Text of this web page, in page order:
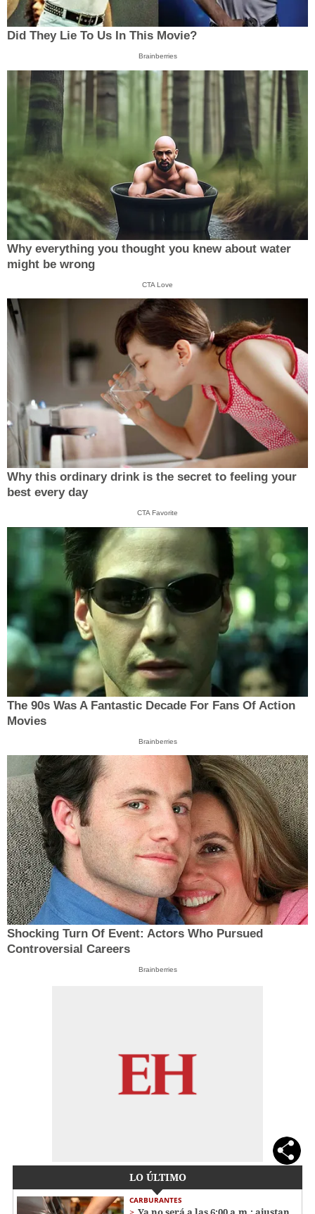
Did They Lie To Us In This Movie?
Brainberries
Why everything you thought you knew about water
might be wrong
CTA Love
Why this ordinary drink is the secret to feeling your
best every day
CTA Favorite
The 90s Was A Fantastic Decade For Fans Of Action
Movies
Brainberries
Shocking Turn Of Event: Actors Who Pursued
Controversial Careers
Brainberries
LO ÚLTIMO
CARBURANTES